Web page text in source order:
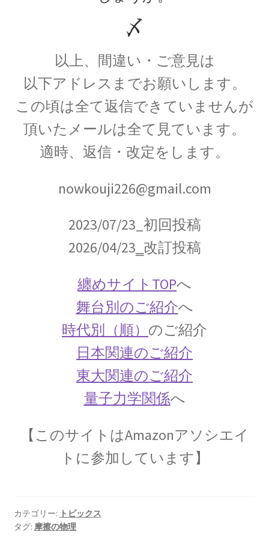
【反射熱と放射エネルギーと電気回路でそれぞ
れ法則を確立】
G・オーム
【抵抗値の単位｜オームの法則：E=RI】
H・アルプレヒト・ベーテ
【星の進化を考え、また原子核反応を考えた】
【場の理論をまとめ、電磁波が光速
となる事を示した】
J・F・ジョリオ＝キューリー
【アルファ線を使いリン30を実現】
J・J・サクライ
〆
以上、間違い・ご意見は
以下アドレスまでお願いします。
この頃は全て返信できていませんが
頂いたメールは全て見ています。
適時、返信・改定をします。
nowkouji226@gmail.com
2023/07/23_ 初回投稿
2026/04/23‗改訂投稿
纏めサイトTOPへ
舞台別のご紹介へ
時代別（順） のご紹介
日本関連のご紹介
東大関連のご紹介
量子力学関係へ
【このサイトはAmazonアソシエイ
トに参加しています】
カテゴリー: トピックス
タグ: 摩擦の物理